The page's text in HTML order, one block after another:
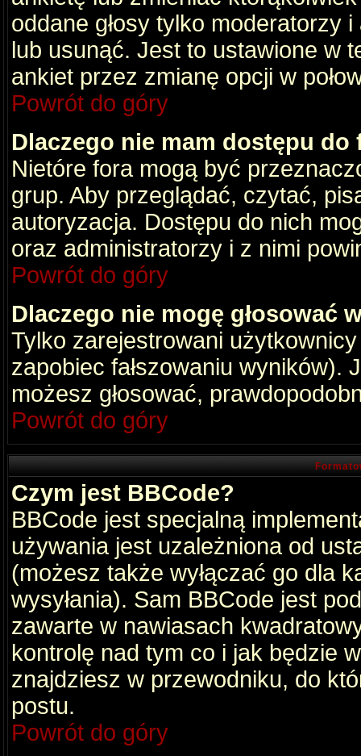
oddane głosy tylko moderatorzy
lub usunąć. Jest to ustawione w
ankiet przez zmianę opcji w
Powrót do góry
Dlaczego nie mam dostępu do
Nietóre fora mogą być
grup. Aby przeglądać, czytać,
autoryzacja. Dostępu do nich
oraz administratorzy i z nimi
Powrót do góry
Dlaczego nie mogę głosować
Tylko zarejestrowani
zapobiec fałszowaniu wyników).
możesz głosować,
Powrót do góry
Czym jest BBCode?
BBCode jest specjalną
używania jest uzależniona od
(możesz także wyłączać go dla
wysyłania). Sam BBCode jest
zawarte w nawiasach
kontrolę nad tym co i jak będzie
znajdziesz w przewodniku, do
postu.
Powrót do góry